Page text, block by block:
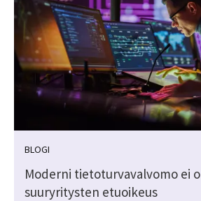
BLOGI
Moderni tietoturvavalvomo ei
suuryritysten etuoikeus